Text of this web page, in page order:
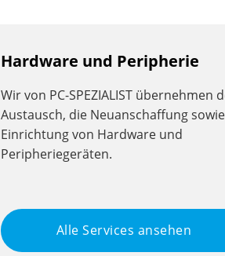
Hardware und Peripherie
Wir von PC-SPEZIALIST übernehmen
Austausch, die Neuanschaffung
Einrichtung von Hardware und
Peripheriegeräten.
Alle Services ansehen